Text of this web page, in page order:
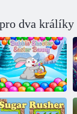
dva králíky